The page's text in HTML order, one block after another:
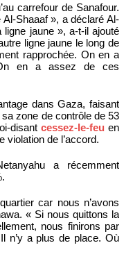
carrefour de Sanafour.
Shaaaf », a déclaré Al-
ligne jaune », a-t-il ajouté
ligne jaune le long de
rapprochée. On en a
en a assez de ces
dans Gaza, faisant
zone de contrôle de 53
disant cessez-le-feu en
violation de l’accord.
a récemment
car nous n’avons
« Si nous quittons la
nous finirons par
n’y a plus de place. Où